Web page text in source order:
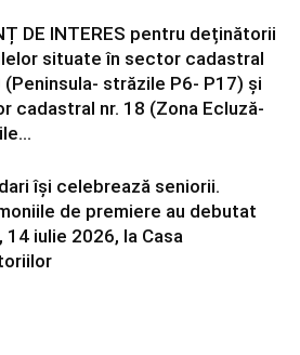
DE INTERES pentru deținătorii
situate în sector cadastral
(Peninsula- străzile P6- P17) și
cadastral nr. 18 (Zona Ecluză-
își celebrează seniorii.
de premiere au debutat
14 iulie 2026, la Casa